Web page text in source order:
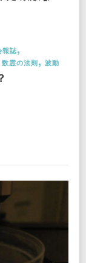
報誌
霊の法則
波動